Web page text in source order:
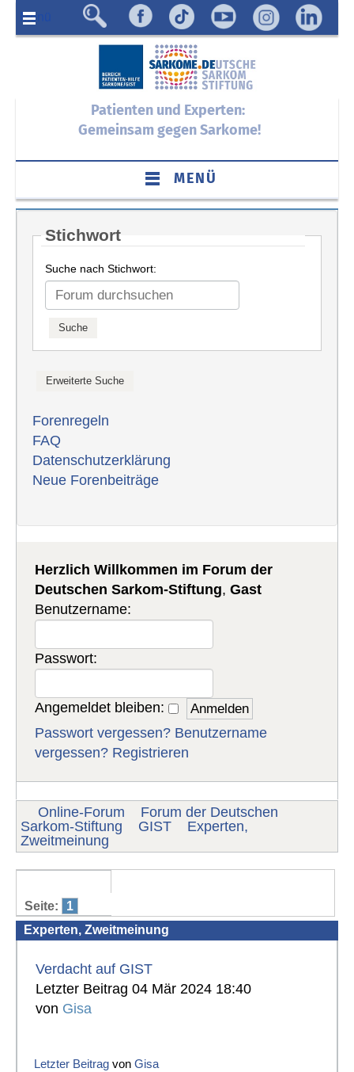
Menü
Patienten und Experten:
Gemeinsam gegen Sarkome!
MENÜ
Stichwort
Suche nach Stichwort:
Forenregeln
FAQ
Datenschutzerklärung
Neue Forenbeiträge
Herzlich Willkommen im Forum der
Deutschen Sarkom-Stiftung,Gast
Benutzername:
Passwort:
Angemeldet bleiben:
Passwort vergessen? Benutzername
vergessen? Registrieren
Online-Forum
Forum der Deutschen
Sarkom-Stiftung
GIST
Experten,
Zweitmeinung
Seite:
1
Experten, Zweitmeinung
Verdacht auf GIST
Letzter Beitrag 04 Mär 2024 18:40
von Gisa
Letzter Beitrag vonGisa